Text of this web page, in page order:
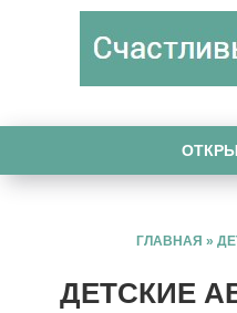
ГЛАВНАЯ »
ДЕТСКИЕ